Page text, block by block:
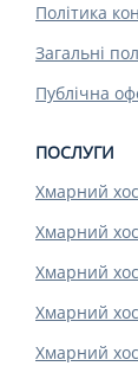
Політика
Загальні
Публічна
ПОСЛУГИ
Хмарний
Хмарний
Хмарний
Хмарний
Хмарний